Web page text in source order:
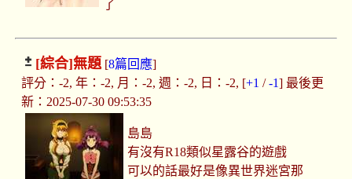
了
[綜合]無題[8篇回應]
評分：-2, 年：-2, 月：-2, 週：-2, 日：-2, [+1 /-1] 最後更
新：2025-07-30 09:53:35
島島
有沒有R18類似星露谷的遊戲
可以的話最好是像異世界迷宮那